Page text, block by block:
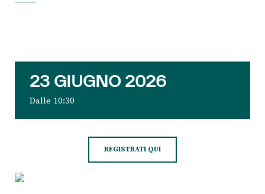
23 GIUGNO 2026
Dalle 10:30
REGISTRATI QUI